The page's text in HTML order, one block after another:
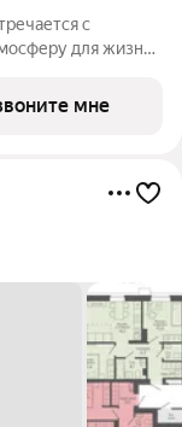
с
для жизни.
Кача, по
мне